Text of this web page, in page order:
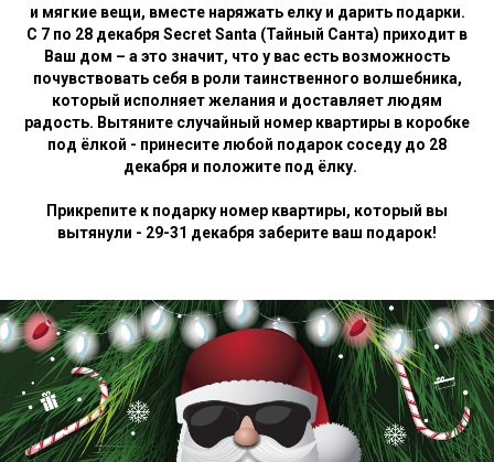
и мягкие вещи, вместе наряжать елку и дарить подарки.
С 7 по 28 декабря Secret Santa (Тайный Санта) приходит в
Ваш дом – а это значит, что у вас есть возможность
почувствовать себя в роли таинственного волшебника,
который исполняет желания и доставляет людям
радость. Вытяните случайный номер квартиры в коробке
под ёлкой - принесите любой подарок соседу до 28
декабря и положите под ёлку. ⁣⁣⠀
Прикрепите к подарку номер квартиры, который вы
вытянули - 29-31 декабря заберите ваш подарок!